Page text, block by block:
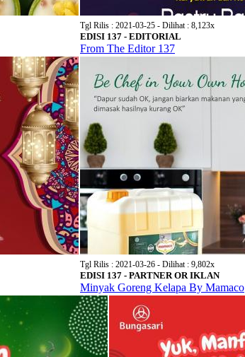
Tgl Rilis : 2021-03-25 - Dilihat : 8,123x
EDISI 137 - EDITORIAL
From The Editor 137
Tgl Rilis : 2021-03-26 - Dilihat : 9,802x
EDISI 137 - PARTNER OR IKLAN
Minyak Goreng Kelapa By Mamaco